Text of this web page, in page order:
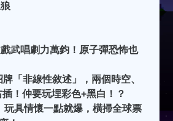
武唱劇力萬鈞！原子彈恐怖也
「非線性敘述」，兩個時空、
！仲要玩埋彩色+黑白！？
具情懷一點就爆，橫掃全球票